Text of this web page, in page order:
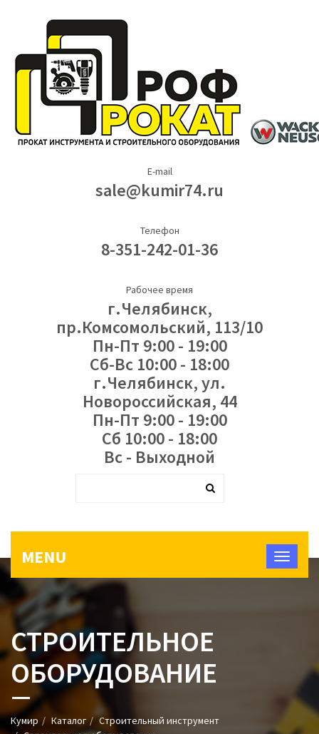
E-mail
sale@kumir74.ru
Телефон
8-351-242-01-36
Рабочее время
г.Челябинск,
пр.Комсомольский, 113/10
Пн-Пт 9:00 - 19:00
Сб-Вс 10:00 - 18:00
г.Челябинск, ул.
Новороссийская, 44
Пн-Пт 9:00 - 19:00
Сб 10:00 - 18:00
Вс - Выходной
MENU
СТРОИТЕЛЬНОЕ
ОБОРУДОВАНИЕ
Кумир Каталог
Строительный инструмент